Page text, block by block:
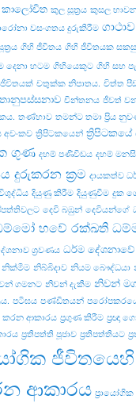
කාලෝචිත කුල සූත්‍රය කුසල
වසංගතය දුරුකිරීම ගාථාව
ගිහි ජීවිතය ගිහි ජීවිතයක
දෙනා හටම ගිහියෙකුට ගිහි සහ
ජීවිතයක් චතුක්ක නිපාතය. චිත්ත
චින්තනය ජීවත්
තණ්හාව තමන්ට තමා ප්‍රිය
අවංකව ත්‍රිපිටකයෙන් ත්‍රිපිටකයේ
ගුණ දහම් පණිවිඩය දහම්
දුරුකරන ක්‍රම දායකත්ව
දියුණු කිරීම දියුණුවීම දුක
දෙවි බඹුන් දෙවියන්ගේ
හවේ රක්ඛති
ශ්‍රවණය ධර්ම දේශනාවේ
නික්මීම නිබ්බිදාව නියම බෞද්ධයා
ගමනට නිවන් දැකීම නිවන්
පටිඝය පණ්ඩිතයන්
කරන ආකාරය ප්‍රගුණ කිරීම ප්‍රඥා
ප්‍රතිපත්ති පූජාව ප්‍රතිපත්තියට
ආකාරය